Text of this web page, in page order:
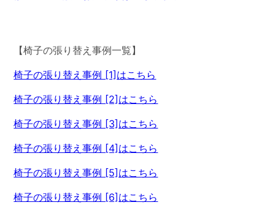
【椅子の張り替え事例一覧】
椅子の張り替え事例 [1]はこちら
椅子の張り替え事例 [2]はこちら
椅子の張り替え事例 [3]はこちら
椅子の張り替え事例 [4]はこちら
椅子の張り替え事例 [5]はこちら
椅子の張り替え事例 [6]はこちら